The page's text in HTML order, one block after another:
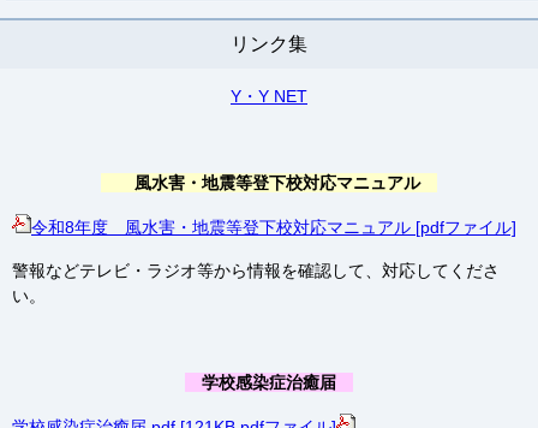
リンク集
Y・Y NET
風水害・地震等登下校対応マニュアル
令和8年度 風水害・地震等登下校対応マニュアル [pdfファイル]
警報などテレビ・ラジオ等から情報を確認して、対応してくださ
い。
学校感染症治癒届